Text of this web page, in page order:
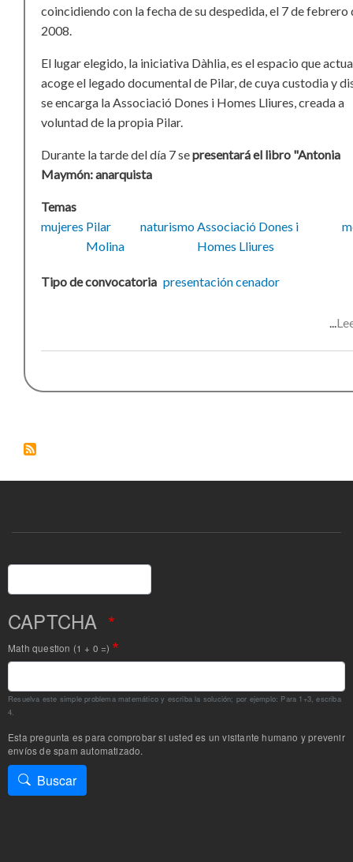
coincidiendo con la fecha de su despedida, el 7 de febrero
2008.
El lugar elegido, la iniciativa Dàhlia, es el espacio que
acoge el legado documental de Pilar, de cuya custodia y
se encarga la Associació Dones i Homes Lliures, creada a
voluntad de la propia Pilar.
Durante la tarde del día 7 sepresentará el libro "Antonia
Maymón: anarquista
Temas
mujeres Pilar
Molina
naturismoAssociació Dones i
Homes Lliures
Tipo de convocatoria presentacióncenador
Buscar
CAPTCHA
Math question (1 + 0 =)
Resuelva este simple problema matemático y escriba la solución; por ejemplo: Para 1+3, escriba
4.
Esta pregunta es para comprobar si usted es un visitante humano y prevenir
envíos de spam automatizado.
Buscar